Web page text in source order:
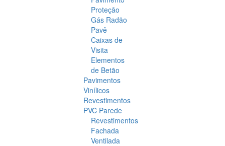
Proteção
Gás Radão
Pavê
Caixas de
Visita
Elementos
de Betão
Pavimentos
Vinílicos
Revestimentos
PVC Parede
Revestimentos
Fachada
Ventilada